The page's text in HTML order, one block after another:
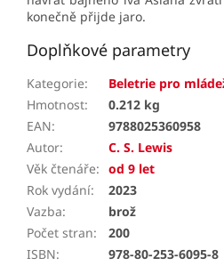
konečně přijde jaro.
Doplňkové parametry
Kategorie:
Beletrie pro
Hmotnost:
0.212 kg
EAN:
9788025360958
Autor:
C. S. Lewis
Věk čtenáře: od 9 let
Rok vydání:
2023
Vazba:
brož
Počet stran:
200
ISBN:
978-80-253-6095-8